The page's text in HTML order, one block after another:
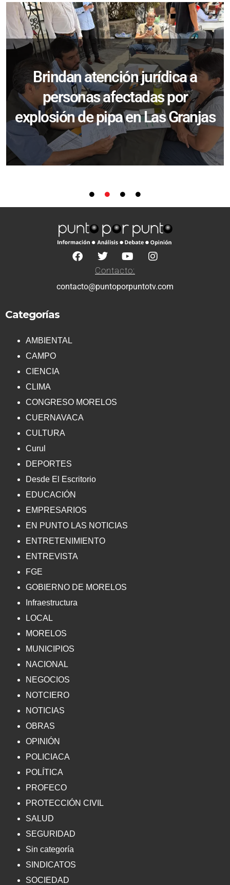
Brindan atención jurídica a
personas afectadas por
explosión de pipa en Las Granjas
Contacto:
contacto@puntoporpuntotv.com
Categorías
AMBIENTAL
CAMPO
CIENCIA
CLIMA
CONGRESO MORELOS
CUERNAVACA
CULTURA
Curul
DEPORTES
Desde El Escritorio
EDUCACIÓN
EMPRESARIOS
EN PUNTO LAS NOTICIAS
ENTRETENIMIENTO
ENTREVISTA
FGE
GOBIERNO DE MORELOS
Infraestructura
LOCAL
MORELOS
MUNICIPIOS
NACIONAL
NEGOCIOS
NOTCIERO
NOTICIAS
OBRAS
OPINIÓN
POLICIACA
POLÍTICA
PROFECO
PROTECCIÓN CIVIL
SALUD
SEGURIDAD
Sin categoría
SINDICATOS
SOCIEDAD